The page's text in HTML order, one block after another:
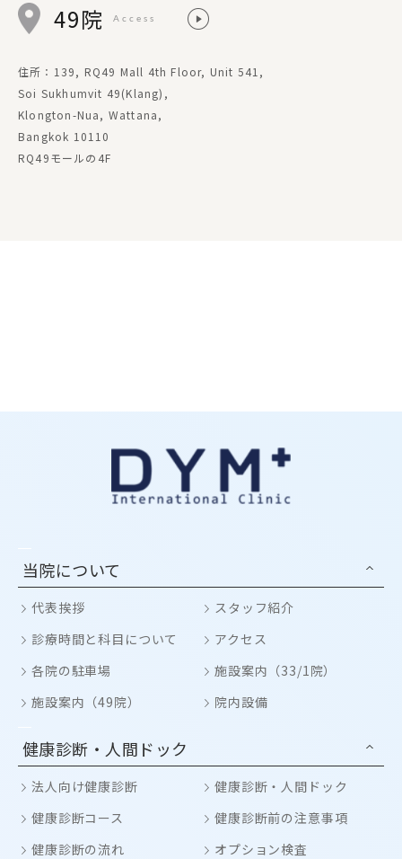
49院 Access
住所：139, RQ49 Mall 4th Floor, Unit 541,
Soi Sukhumvit 49(Klang),
Klongton-Nua, Wattana,
Bangkok 10110
RQ49モールの4F
当院について
代表挨拶
スタッフ紹介
診療時間と科目について
アクセス
各院の駐車場
施設案内（33/1院）
施設案内（49院）
院内設備
健康診断・人間ドック
法人向け健康診断
健康診断・人間ドック
健康診断コース
健康診断前の注意事項
健康診断の流れ
オプション検査